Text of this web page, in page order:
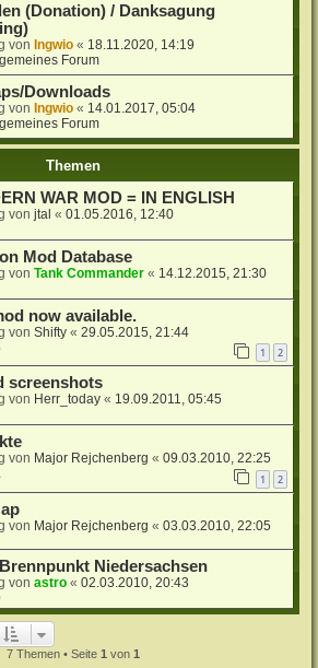
(Donation) / Danksagung
vonIngwio « 18.11.2020, 14:19
Forum
Downloads
vonIngwio « 14.01.2017, 05:04
Forum
Themen
WAR MOD = IN ENGLISH
vonjtal «01.05.2016, 12:40
Mod Database
vonTank Commander « 14.12.2015, 21:30
now available.
vonShifty «29.05.2015, 21:44
1 2
screenshots
von Herr_today « 19.09.2011, 05:45
von Major Rejchenberg «09.03.2010, 22:25
1 2
von Major Rejchenberg «03.03.2010, 22:05
Niedersachsen
vonastro «02.03.2010, 20:43
7 Themen • Seite 1 von 1